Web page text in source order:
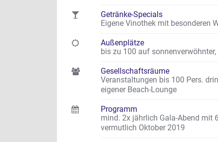
Getränke-Specials
Eigene Vinothek mit besonderen
Außenplätze
bis zu 100 auf
Gesellschaftsräume
Veranstaltungen bis 100 Pers.
eigener Beach-Lounge
Programm
mind. 2x jährlich Gala-Abend mit
vermutlich Oktober 2019